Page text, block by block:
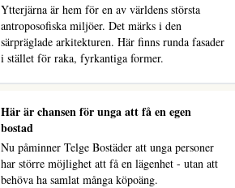
Ytterjärna är hem för en av världens största
antroposofiska miljöer. Det märks i den
särpräglade arkitekturen. Här finns runda fasader
i stället för raka, fyrkantiga former.
Här är chansen för unga att få en egen
bostad
Nu påminner Telge Bostäder att unga personer
har större möjlighet att få en lägenhet - utan att
behöva ha samlat många köpoäng.